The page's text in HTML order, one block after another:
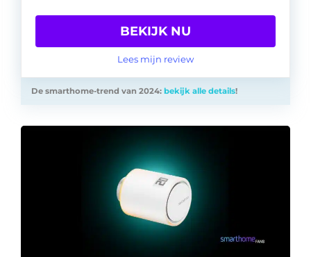
BEKIJK NU
Lees mijn review
De smarthome-trend van 2024: bekijk alle details!